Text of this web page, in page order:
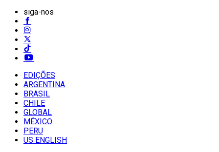
siga-nos
EDIÇÕES
ARGENTINA
BRASIL
CHILE
GLOBAL
MÉXICO
PERU
US ENGLISH